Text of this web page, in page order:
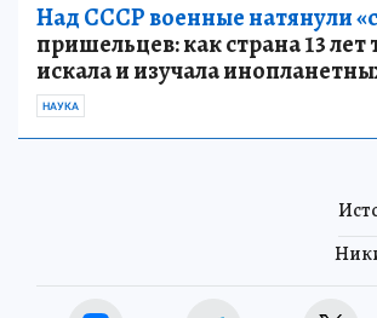
Над СССР военные натянули
пришельцев: как страна 13 лет
искала и изучала
НАУКА